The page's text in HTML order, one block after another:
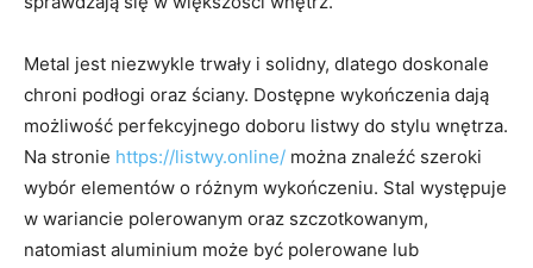
Metal jest niezwykle trwały i solidny, dlatego doskonale
chroni podłogi oraz ściany. Dostępne wykończenia dają
możliwość perfekcyjnego doboru listwy do stylu wnętrza.
Na stronie https://listwy.online/ można znaleźć szeroki
wybór elementów o różnym wykończeniu. Stal występuje
w wariancie polerowanym oraz szczotkowanym,
natomiast aluminium może być polerowane lub